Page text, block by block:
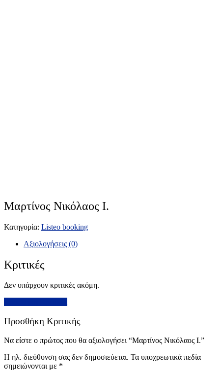
Μαρτίνος Νικόλαος Ι.
Κατηγορία: Listeo booking
Αξιολογήσεις (0)
Κριτικές
Δεν υπάρχουν κριτικές ακόμη.
Προσθήκη Κριτικής
Να είστε ο πρώτος που θα αξιολογήσει “Μαρτίνος Νικόλαος Ι.”
Η ηλ. διεύθυνση σας δεν δημοσιεύεται. Τα υποχρεωτικά πεδία
σημειώνονται με *